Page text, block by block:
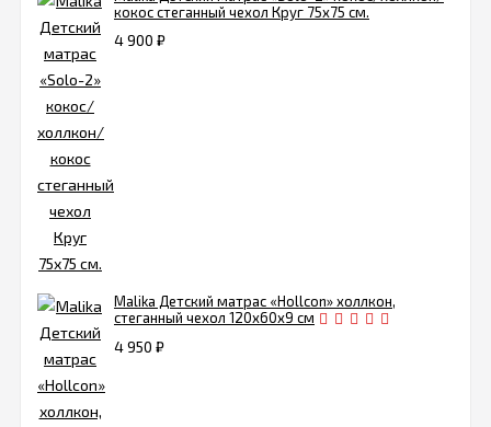
кокос стеганный чехол Круг 75х75 см.
4 900 ₽
Malika Детский матрас «Hollcon» холлкон,
стеганный чехол 120х60х9 см
4 950 ₽